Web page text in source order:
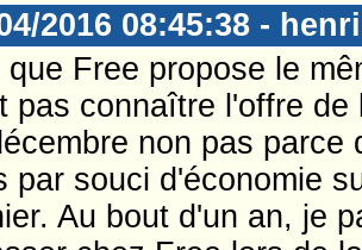
2016 08:45:38 - henri
que Free propose le
pas connaître l'offre
non pas
par souci d'économie
Au bout d'un an, je